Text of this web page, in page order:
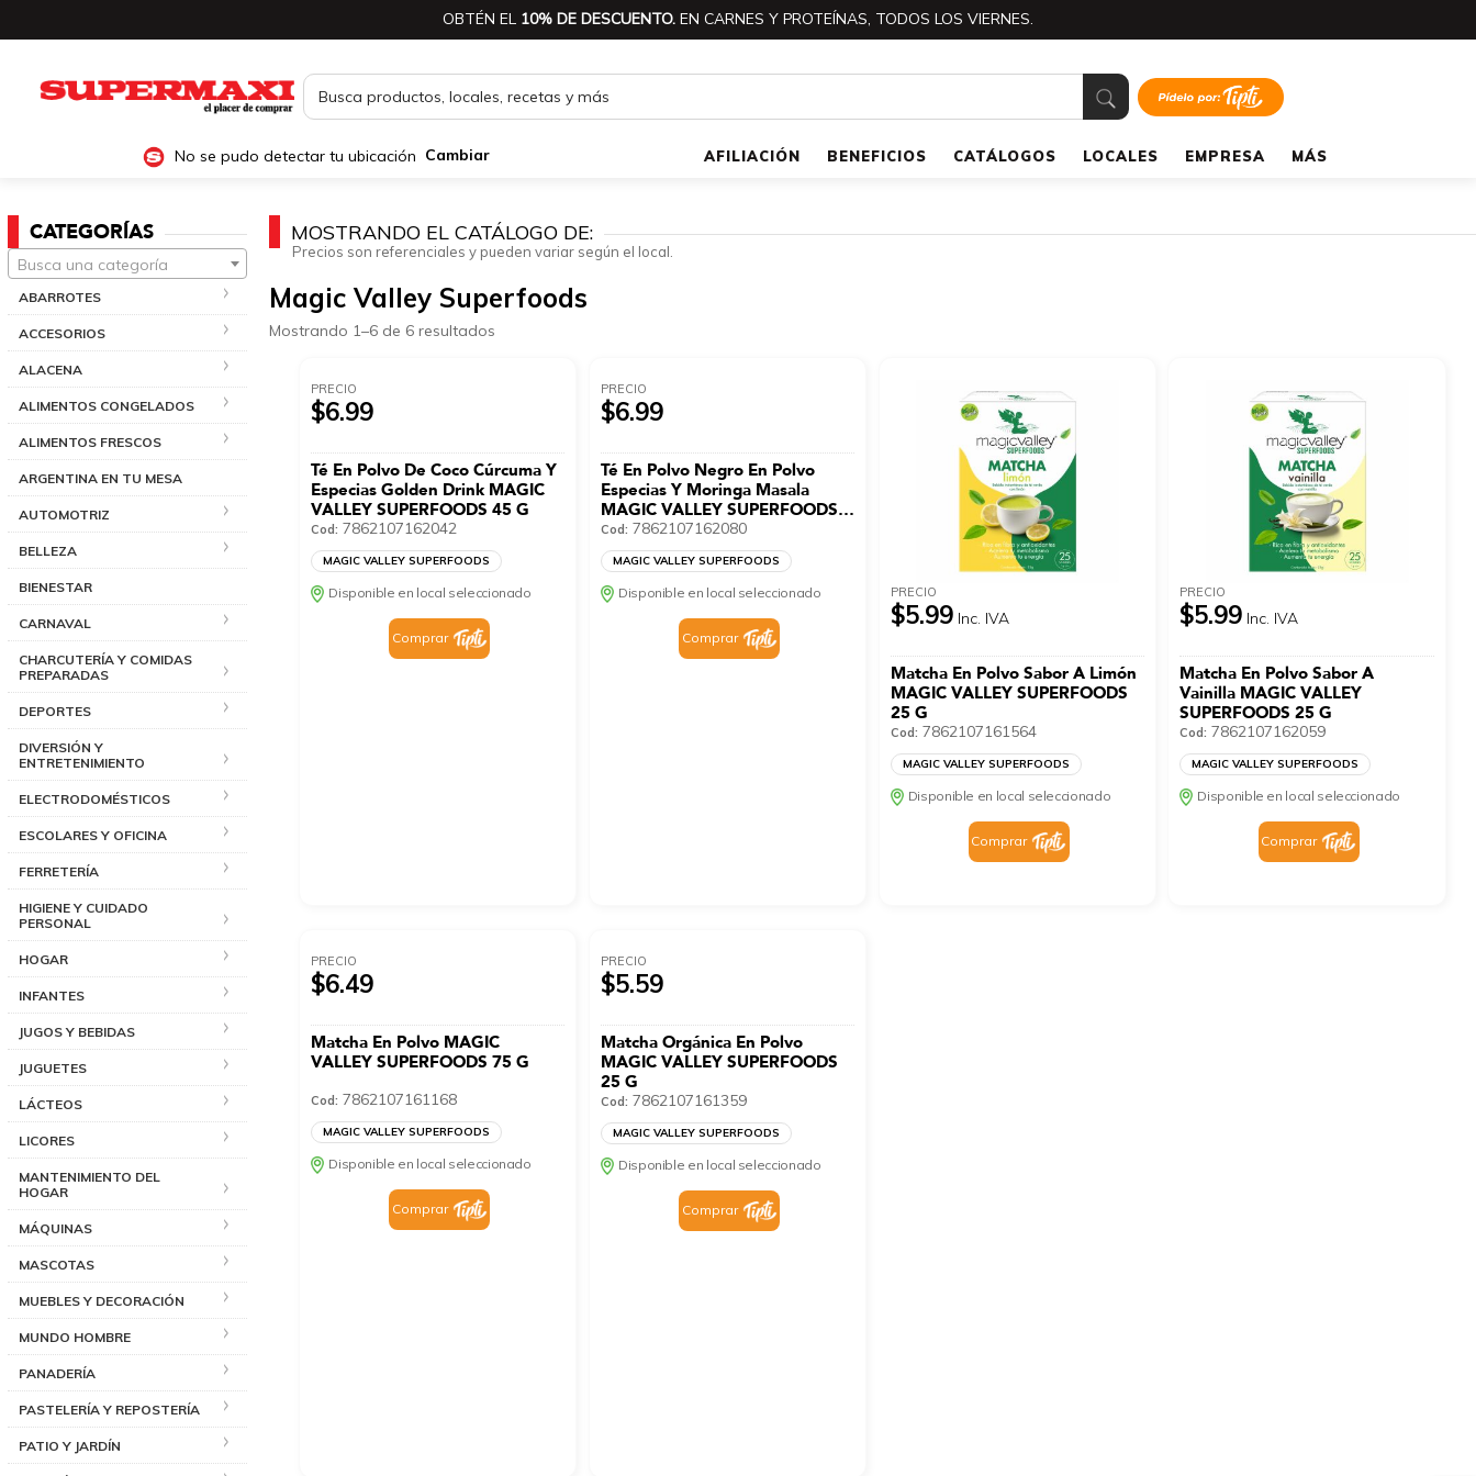
OBTÉN EL 10% DE DESCUENTO. EN CARNES Y PROTEÍNAS, TODOS LOS VIERNES.
No se pudo detectar tu ubicación Cambiar AFILIACIÓN BENEFICIOS CATÁLOGOS LOCALES EMPRESA MÁS
CATEGORÍAS
Busca una categoría
ABARROTES
ACCESORIOS
ALACENA
ALIMENTOS CONGELADOS
ALIMENTOS FRESCOS
ARGENTINA EN TU MESA
AUTOMOTRIZ
BELLEZA
BIENESTAR
CARNAVAL
CHARCUTERÍA Y COMIDAS
PREPARADAS
DEPORTES
DIVERSIÓN Y
ENTRETENIMIENTO
ELECTRODOMÉSTICOS
ESCOLARES Y OFICINA
FERRETERÍA
HIGIENE Y CUIDADO
PERSONAL
HOGAR
INFANTES
JUGOS Y BEBIDAS
JUGUETES
LÁCTEOS
LICORES
MANTENIMIENTO DEL
HOGAR
MÁQUINAS
MASCOTAS
MUEBLES Y DECORACIÓN
MUNDO HOMBRE
PANADERÍA
PASTELERÍA Y REPOSTERÍA
PATIO Y JARDÍN
MOSTRANDO EL CATÁLOGO DE:
Precios son referenciales y pueden variar según el local.
Magic Valley Superfoods
Mostrando 1–6 de 6 resultados
PRECIO
$6.99
Té En Polvo De Coco Cúrcuma Y
Especias Golden Drink MAGIC
VALLEY SUPERFOODS 45 G
Cod: 7862107162042
MAGIC VALLEY SUPERFOODS
Disponible en local seleccionado
Comprar
PRECIO
$6.99
Té En Polvo Negro En Polvo
Especias Y Moringa Masala
MAGIC VALLEY SUPERFOODS
45 G
Cod: 7862107162080
MAGIC VALLEY SUPERFOODS
Disponible en local seleccionado
Comprar
PRECIO
$5.99 Inc. IVA
Matcha En Polvo Sabor A Limón
MAGIC VALLEY SUPERFOODS
25 G
Cod: 7862107161564
MAGIC VALLEY SUPERFOODS
Disponible en local seleccionado
Comprar
PRECIO
$5.99 Inc. IVA
Matcha En Polvo Sabor A
Vainilla MAGIC VALLEY
SUPERFOODS 25 G
Cod: 7862107162059
MAGIC VALLEY SUPERFOODS
Disponible en local seleccionado
Comprar
PRECIO
$6.49
Matcha En Polvo MAGIC
VALLEY SUPERFOODS 75 G
Cod: 7862107161168
MAGIC VALLEY SUPERFOODS
Disponible en local seleccionado
Comprar
PRECIO
$5.59
Matcha Orgánica En Polvo
MAGIC VALLEY SUPERFOODS
25 G
Cod: 7862107161359
MAGIC VALLEY SUPERFOODS
Disponible en local seleccionado
Comprar